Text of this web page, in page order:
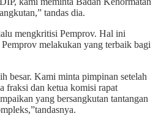
tandas dia.
mengkritisi Pemprov. Hal ini
melakukan yang terbaik bagi
besar. Kami minta pimpinan setelah
fraksi dan ketua komisi rapat
yang bersangkutan tantangan